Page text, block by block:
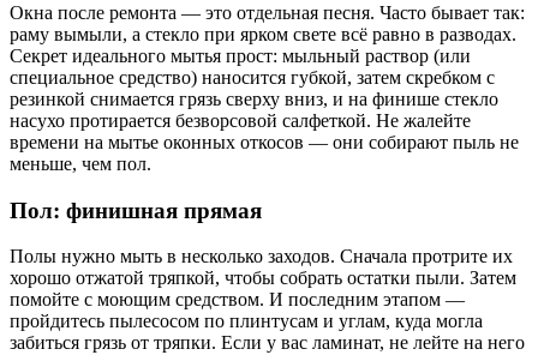
Окна после ремонта — это отдельная песня. Часто бывает так:
раму вымыли, а стекло при ярком свете всё равно в разводах.
Секрет идеального мытья прост: мыльный раствор (или
специальное средство) наносится губкой, затем скребком с
резинкой снимается грязь сверху вниз, и на финише стекло
насухо протирается безворсовой салфеткой. Не жалейте
времени на мытье оконных откосов — они собирают пыль не
меньше, чем пол.
Пол: финишная прямая
Полы нужно мыть в несколько заходов. Сначала протрите их
хорошо отжатой тряпкой, чтобы собрать остатки пыли. Затем
помойте с моющим средством. И последним этапом —
пройдитесь пылесосом по плинтусам и углам, куда могла
забиться грязь от тряпки. Если у вас ламинат, не лейте на него